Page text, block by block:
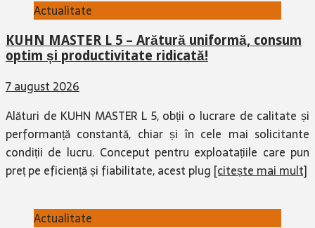
Actualitate
KUHN MASTER L 5 – Arătură uniformă, consum
optim și productivitate ridicată!
7 august 2026
Alături de KUHN MASTER L 5, obții o lucrare de calitate și
performanță constantă, chiar și în cele mai solicitante
condiții de lucru. Conceput pentru exploatațiile care pun
preț pe eficiență și fiabilitate, acest plug [citește mai mult]
Actualitate